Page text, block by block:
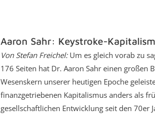
Aaron Sahr: Keystroke-
Von Stefan Freichel: Um es gleich vorab zu
176 Seiten hat Dr. Aaron Sahr einen großen
Wesenskern unserer heutigen Epoche
finanzgetriebenen Kapitalismus anders als
gesellschaftlichen Entwicklung seit den 70er